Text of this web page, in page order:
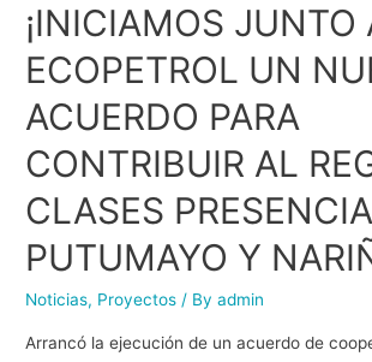
¡INICIAMOS JUNTO
ECOPETROL UN
ACUERDO PARA
CONTRIBUIR AL
CLASES
PUTUMAYO Y
Noticias, Proyectos / Byadmin
Arrancó la ejecución de un acuerdo de